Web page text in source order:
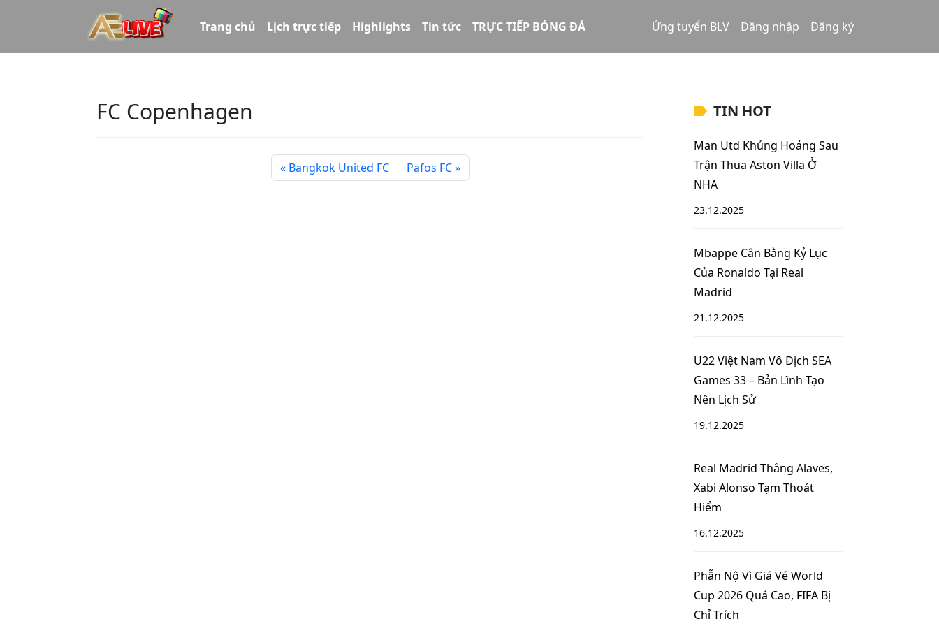
Trang chủ Lịch trực tiếp Highlights Tin tức TRỰC TIẾP BÓNG ĐÁ Ứng tuyển BLV Đăng nhập Đăng ký
FC Copenhagen
Bangkok United FC Pafos FC
TIN HOT
Man Utd Khủng Hoảng Sau
Trận Thua Aston Villa Ở
NHA
23.12.2025
Mbappe Cân Bằng Kỷ Lục
Của Ronaldo Tại Real
Madrid
21.12.2025
U22 Việt Nam Vô Địch SEA
Games 33 – Bản Lĩnh Tạo
Nên Lịch Sử
19.12.2025
Real Madrid Thắng Alaves,
Xabi Alonso Tạm Thoát
Hiểm
16.12.2025
Phẫn Nộ Vì Giá Vé World
Cup 2026 Quá Cao, FIFA Bị
Chỉ Trích